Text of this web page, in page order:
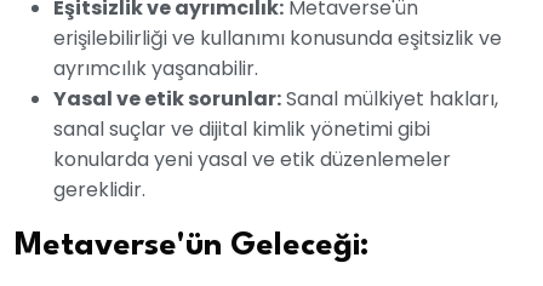
Eşitsizlik ve ayrımcılık: Metaverse'ün
erişilebilirliği ve kullanımı konusunda eşitsizlik ve
ayrımcılık yaşanabilir.
Yasal ve etik sorunlar:Sanal mülkiyet hakları,
sanal suçlar ve dijital kimlik yönetimi gibi
konularda yeni yasal ve etik düzenlemeler
gereklidir.
Metaverse'ün Geleceği: